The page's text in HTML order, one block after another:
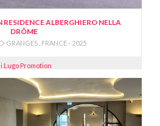
ALBERGHIERO NELLA
DRÔME
GRANGES , FRANCE - 2025
Lugo Promotion